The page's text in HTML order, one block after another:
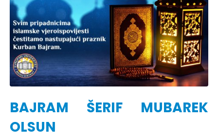
BAJRAM ŠERIF MUBAREK
OLSUN